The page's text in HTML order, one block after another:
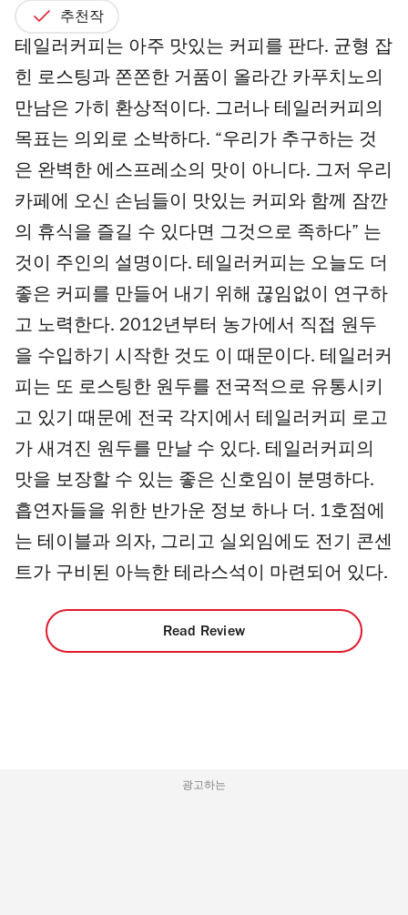
2/4
별
점
5
추천작
테일러커피는 아주 맛있는 커피를 판다. 균형 잡
힌 로스팅과 쫀쫀한 거품이 올라간 카푸치노의
만남은 가히 환상적이다. 그러나 테일러커피의
목표는 의외로 소박하다. “우리가 추구하는 것
은 완벽한 에스프레소의 맛이 아니다. 그저 우리
카페에 오신 손님들이 맛있는 커피와 함께 잠깐
의 휴식을 즐길 수 있다면 그것으로 족하다” 는
것이 주인의 설명이다. 테일러커피는 오늘도 더
좋은 커피를 만들어 내기 위해 끊임없이 연구하
고 노력한다. 2012년부터 농가에서 직접 원두
을 수입하기 시작한 것도 이 때문이다. 테일러커
피는 또 로스팅한 원두를 전국적으로 유통시키
고 있기 때문에 전국 각지에서 테일러커피 로고
가 새겨진 원두를 만날 수 있다. 테일러커피의
맛을 보장할 수 있는 좋은 신호임이 분명하다.
흡연자들을 위한 반가운 정보 하나 더. 1호점에
는 테이블과 의자, 그리고 실외임에도 전기 콘센
트가 구비된 아늑한 테라스석이 마련되어 있다.
Read Review
광고하는